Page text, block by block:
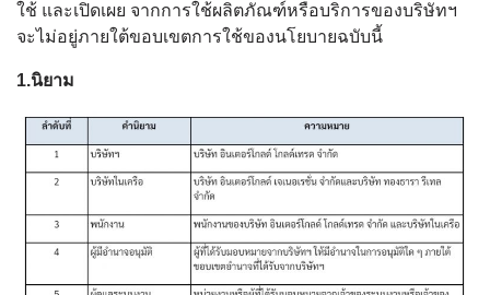
ใช้ และเปิดเผย จากการใช้ผลิตภัณฑ์หรือบริการของบริษัทฯ
จะไม่อยู่ภายใต้ขอบเขตการใช้ของนโยบายฉบับนี้
1.นิยาม